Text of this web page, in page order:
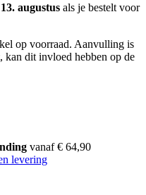
augustus als je bestelt voor
op voorraad. Aanvulling is
kan dit invloed hebben op de
vanaf € 64,90
levering